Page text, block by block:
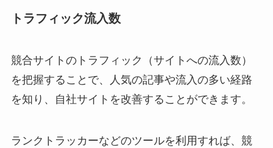
トラフィック流入数
競合サイトのトラフィック（サイトへの流入数）
を把握することで、人気の記事や流入の多い経路
を知り、自社サイトを改善することができます。
ランクトラッカーなどのツールを利用すれば、競